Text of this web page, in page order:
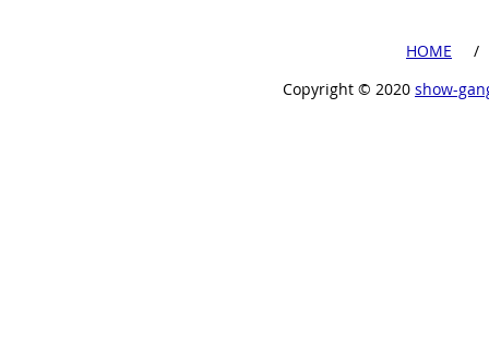
​HOME
​ /
Copyright ©︎ 2020 show-